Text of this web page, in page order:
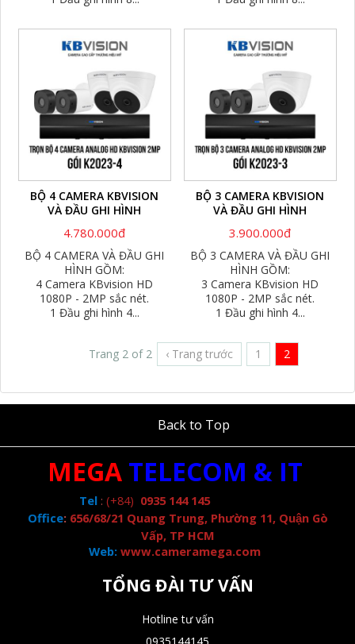
BỘ 4 CAMERA KBVISION
VÀ ĐẦU GHI HÌNH
4.780.000đ
BỘ 4 CAMERA VÀ ĐẦU GHI
HÌNH GỒM:
4 Camera KBvision HD
1080P - 2MP sắc nét.
1 Đầu ghi hình 4...
BỘ 3 CAMERA KBVISION
VÀ ĐẦU GHI HÌNH
3.900.000đ
BỘ 3 CAMERA VÀ ĐẦU GHI
HÌNH GỒM:
3 Camera KBvision HD
1080P - 2MP sắc nét.
1 Đầu ghi hình 4...
Trang 2 of 2 ‹ Trang trước 1 2
Back to Top
MEGA TELECOM & IT
Tel: (+84) 0935 144 145
Office: 656/68/21 Quang Trung, Phường 11, Quận Gò
Vấp, TP HCM
Web: www.cameramega.com
TỔNG ĐÀI TƯ VẤN
Hotline tư vấn